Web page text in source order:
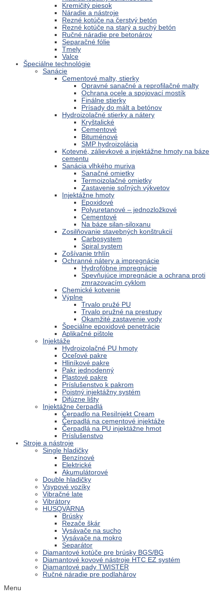
Kremičitý piesok
Náradie a nástroje
Rezné kotúče na čerstvý betón
Rezné kotúče na starý a suchý betón
Ručné náradie pre betonárov
Separačné fólie
Tmely
Valce
Špeciálne technológie
Sanácie
Cementové malty, stierky
Opravné sanačné a reprofilačné malty
Ochrana ocele a spojovací mostík
Finálne stierky
Prísady do mált a betónov
Hydroizolačné stierky a nátery
Kryštalické
Cementové
Bituménové
SMP hydroizolácia
Kotevné, zálievkové a injektážne hmoty na báze
cementu
Sanácia vlhkého muriva
Sanačné omietky
Termoizolačné omietky
Zastavenie soľných výkvetov
Injektážne hmoty
Epoxidové
Polyuretanové – jednozložkové
Cementové
Na báze silan-siloxanu
Zosilňovanie stavebných konštrukcií
Carbosystem
Spiral system
Zošívanie trhlín
Ochranné nátery a impregnácie
Hydrofóbne impregnácie
Spevňujúce impregnácie a ochrana proti
zmrazovacím cyklom
Chemické kotvenie
Výplne
Trvalo pružé PU
Trvalo pružné na prestupy
Okamžité zastavenie vody
Špeciálne epoxidové penetrácie
Aplikačné pištole
Injektáže
Hydroizolačné PU hmoty
Oceľové pakre
Hliníkové pakre
Pakr jednodenný
Plastové pakre
Príslušenstvo k pakrom
Poistný injektážny systém
Difúzne lišty
Injektážne čerpadlá
Čerpadlo na ResiInjekt Cream
Čerpadlá na cementové injektáže
Čerpadlá na PU injektážne hmot
Príslušenstvo
Stroje a nástroje
Single hladičky
Benzínové
Elektrické
Akumulátorové
Double hladičky
Vsypové vozíky
Vibračné late
Vibrátory
HUSQVARNA
Brúsky
Rezače škár
Vysávače na sucho
Vysávače na mokro
Separátor
Diamantové kotúče pre brúsky BGS/BG
Diamantové kovové nástroje HTC EZ systém
Diamantové pady TWISTER
Ručné náradie pre podlahárov
Menu